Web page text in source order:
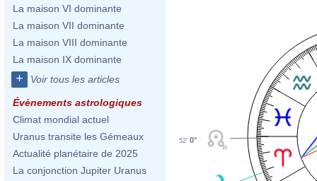
La maison VI dominante
La maison VII dominante
La maison VIII dominante
La maison IX dominante
+ Voir tous les articles
Évènements astrologiques
Climat mondial actuel
Uranus transite les Gémeaux
Actualité planétaire de 2025
La conjonction Jupiter Uranus
0°
52'